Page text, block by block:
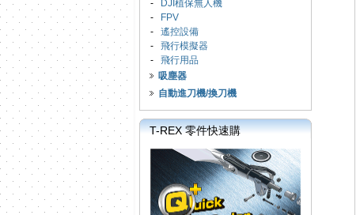
-
DJI植保無人機
-
FPV
- 遙控設備
- 飛行模擬器
- 飛行用品
吸塵器
自動進刀機/換刀機
T-REX 零件快速購